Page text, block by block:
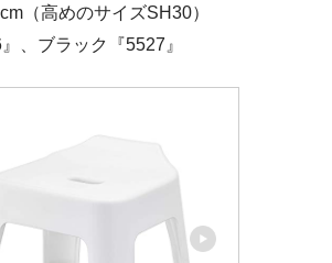
（高めのサイズSH30）
、ブラック『5527』